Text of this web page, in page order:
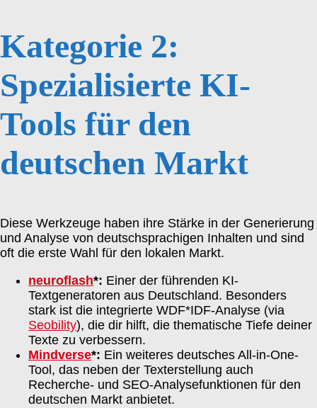
Kategorie 2:
Spezialisierte KI-
Tools für den
deutschen Markt
Diese Werkzeuge haben ihre Stärke in der Generierung
und Analyse von deutschsprachigen Inhalten und sind
oft die erste Wahl für den lokalen Markt.
neuroflash*: Einer der führenden KI-
Textgeneratoren aus Deutschland. Besonders
stark ist die integrierte WDF*IDF-Analyse (via
Seobility), die dir hilft, die thematische Tiefe deiner
Texte zu verbessern.
Mindverse*: Ein weiteres deutsches All-in-One-
Tool, das neben der Texterstellung auch
Recherche- und SEO-Analysefunktionen für den
deutschen Markt anbietet.